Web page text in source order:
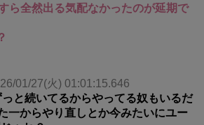
ら全然出る気配なかったのが延期で
01/27(火) 01:01:15.646
と続いてるからやってる奴もいるだ
一からやり直しとか今みたいにユー